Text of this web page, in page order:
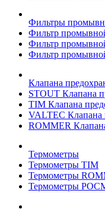
Фильтры
Фильтр
Фильтр
Фильтр
Клапана
STOUT Клапана
TIM Клапана
VALTEC Клапана
ROMMER
Термометры
Термометры TIM
Термометры
Термометры